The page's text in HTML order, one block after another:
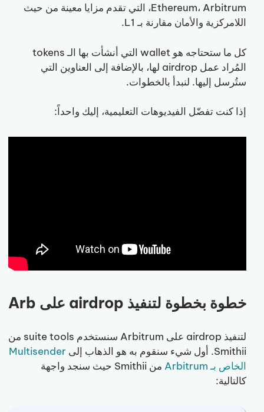
Ethereum، Arbitrum، التي تقدم مزايا معينة من حيث
اللامركزية والأمان مقارنة بـ L1.
كل ما ستحتاجه هو wallet التي أنشأت بها الـ tokens
المُراد عمل airdrop لها، بالإضافة إلى العناوين التي
ستُرسل إليها. لنبدأ بالخطوات.
إذا كنت تفضّل الفيديوهات التعليمية، إليك واحداً:
خطوة بخطوة لتنفيذ airdrop على Arb
لتنفيذ airdrop على Arbitrum سنستخدم suite tools من
Smithii. أول شيء سنقوم به هو الذهاب إلى
Multisender
الخاص بـ Arbitrum
من Smithii حيث سنجد واجهة
كالتالية: